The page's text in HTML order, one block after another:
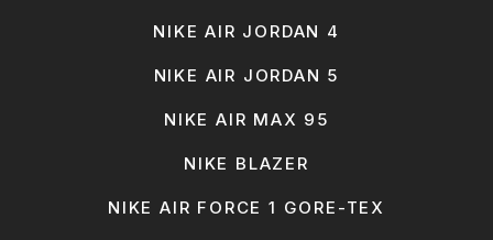
NIKE AIR JORDAN 4
NIKE AIR JORDAN 5
NIKE AIR MAX 95
NIKE BLAZER
NIKE AIR FORCE 1 GORE-TEX